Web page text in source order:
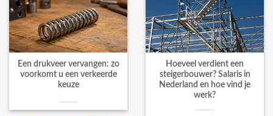
Een drukveer vervangen: zo
voorkomt u een verkeerde
keuze
Hoeveel verdient een
steigerbouwer? Salaris in
Nederland en hoe vind je
werk?